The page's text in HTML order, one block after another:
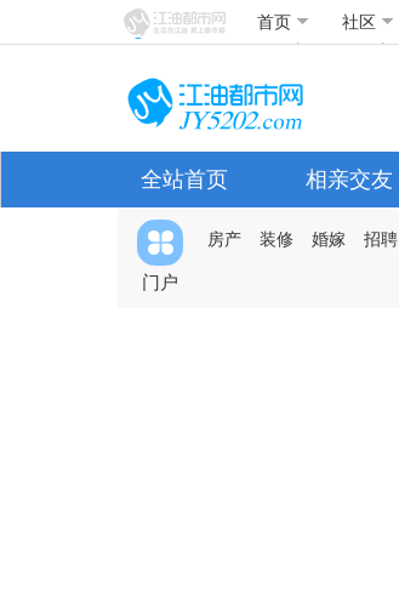
首页 社区
全站首页 相亲交友
门户
房产 装修 婚嫁 招聘